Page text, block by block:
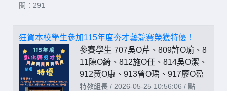
閱：291
狂賀本校學生參加115年度夯才藝競賽榮獲特優！
參賽學生 707吳O芹、809許O瑜、8
11陳O綺、812施O任、814吳O潔、
912黃O康、913曾O瑀、917廖O盈
特教組長 / 2026-05-25 10:56:06 / 點